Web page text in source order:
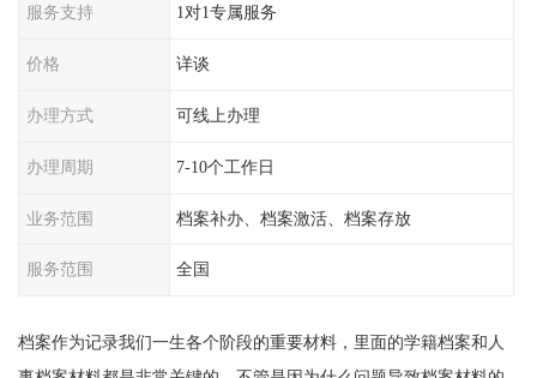
服务支持 1对1专属服务
价格 详谈
办理方式 可线上办理
办理周期 7-10个工作日
业务范围 档案补办、档案激活、档案存放
服务范围 全国
档案作为记录我们一生各个阶段的重要材料，里面的学籍档案和人